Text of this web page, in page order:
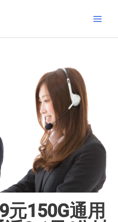
元150G通用